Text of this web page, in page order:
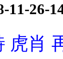
11-26-
虎肖